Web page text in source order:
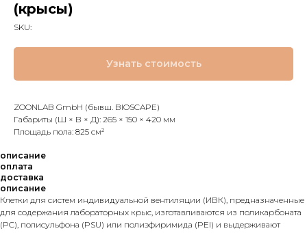
(крысы)
SKU:
Узнать стоимость
ZOONLAB GmbH (бывш. BIOSCAPE)
Габариты (Ш × В × Д): 265 × 150 × 420 мм
Площадь пола: 825 см²
описание
оплата
доставка
описание
Клетки для систем индивидуальной вентиляции (ИВК), предназначенные
для содержания лабораторных крыс, изготавливаются из поликарбоната
(PC), полисульфона (PSU) или полиэфиримида (PEI) и выдерживают